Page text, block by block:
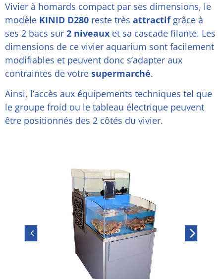
Vivier à homards compact par ses dimensions, le
modèle KINID D280 reste très attractifgrâce à
ses 2 bacs sur 2 niveaux et sa cascade filante. Les
dimensions de ce vivier aquarium sont facilement
modifiables et peuvent donc s’adapter aux
contraintes de votre supermarché.
Ainsi, l’accès aux équipements techniques tel que
le groupe froid ou le tableau électrique peuvent
être positionnés des 2 côtés du vivier.